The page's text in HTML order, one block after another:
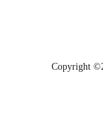
Copyright